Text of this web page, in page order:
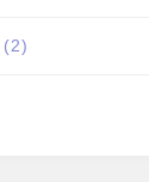
(2)